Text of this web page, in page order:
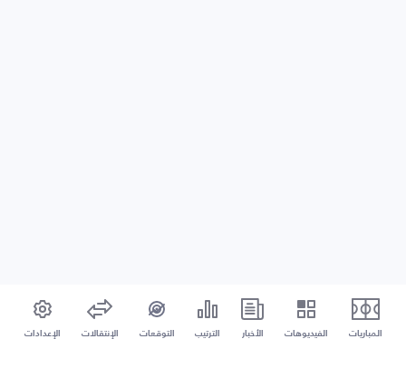
المباريات الفيديوهات الأخبار الترتيب التوقعات الإنتقالات الإعدادات